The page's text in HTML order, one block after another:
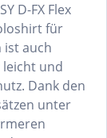
D-FX Flex
für
ist auch
und
Dank den
unter